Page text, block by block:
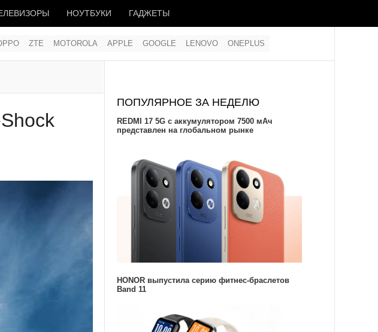
НОУТБУКИ ГАДЖЕТЫ
ZTE MOTOROLA APPLE GOOGLE LENOVO ONEPLUS
ПОПУЛЯРНОЕ ЗА НЕДЕЛЮ
REDMI 17 5G c аккумулятором 7500 мАч
представлен на глобальном рынке
HONOR выпустила серию фитнес-браслетов
Band 11